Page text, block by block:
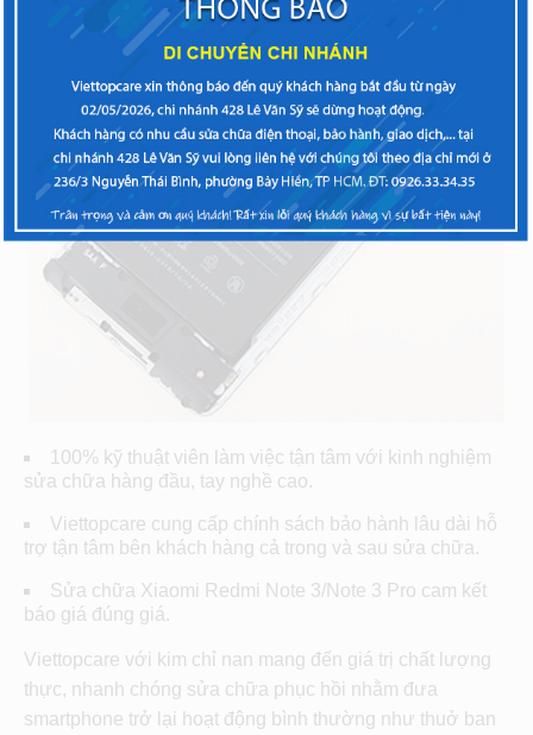
100% kỹ thuật viên làm việc tận tâm với kinh nghiệm
sửa chữa hàng đầu, tay nghề cao.
Viettopcare cung cấp chính sách bảo hành lâu dài hỗ
trợ tận tâm bên khách hàng cả trong và sau sửa chữa.
Sửa chữa Xiaomi Redmi Note 3/Note 3 Pro cam kết
báo giá đúng giá.
Viettopcare với kim chỉ nan mang đến giá trị chất lượng
thực, nhanh chóng sửa chữa phục hồi nhằm đưa
smartphone trở lại hoạt động bình thường như thuở ban